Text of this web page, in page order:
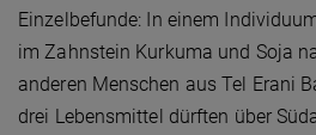
Einzelbefunde: In einem
im Zahnstein Kurkuma und Soja
anderen Menschen aus Tel Erani
drei Lebensmittel dürften über